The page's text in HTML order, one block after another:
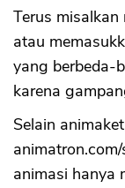
Terus
atau
yang berbeda-
karena
Selain
animasi hanya